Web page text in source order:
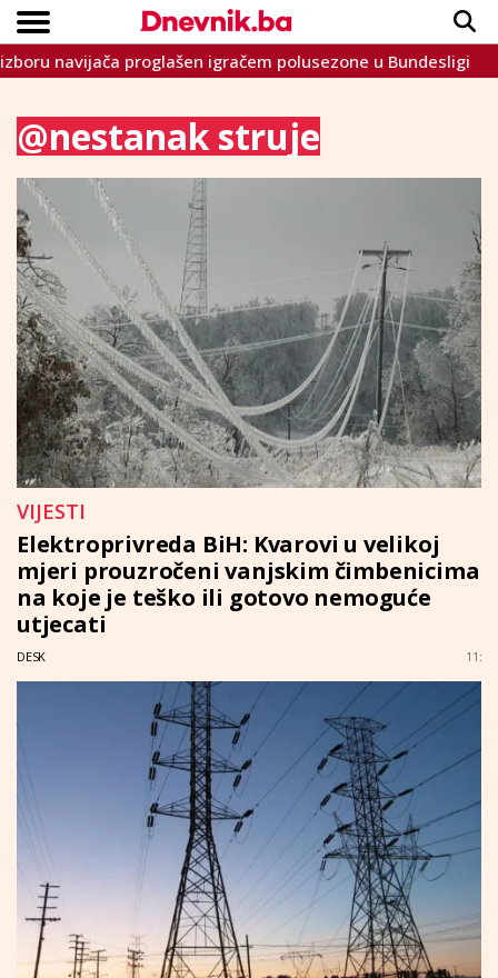
VIJESTI
SPORT
INTERVIEW
TEME
CRNA KRONIKA
LIFESTYLE
Copyright © Dnevnik.ba 2023.
proglašen igračem polusezone u Bundesligi Povlači li
@nestanak struje
VIJESTI
Elektroprivreda BiH: Kvarovi u velikoj
mjeri prouzročeni vanjskim čimbenicima
na koje je teško ili gotovo nemoguće
utjecati
DESK 11: